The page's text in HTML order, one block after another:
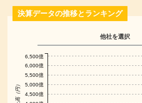
決算データの推移とランキング
他社を選択
4,500億
5,000億
5,500億
6,000億
6,500億